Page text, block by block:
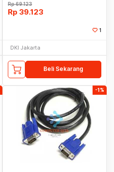
Rp69.123
Rp 39.123
1
DKI Jakarta
Beli Sekarang
-1%